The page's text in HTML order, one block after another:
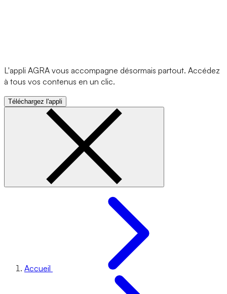
L'appli AGRA vous accompagne désormais partout. Accédez
à tous vos contenus en un clic.
Téléchargez l'appli
Accueil